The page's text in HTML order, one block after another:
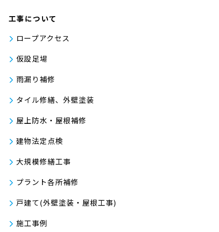
工事について
ロープアクセス
仮設足場
雨漏り補修
タイル修繕、外壁塗装
屋上防水・屋根補修
建物法定点検
大規模修繕工事
プラント各所補修
戸建て(外壁塗装・屋根工事)
施工事例